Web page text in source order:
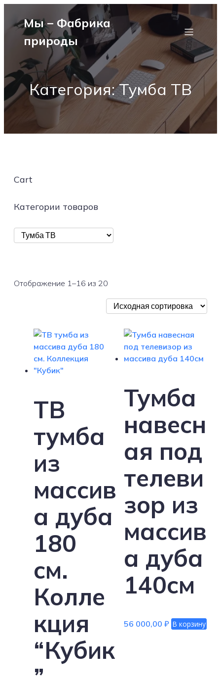
Мы – Фабрика
природы
Категория: Тумба ТВ
Cart
Категории товаров
Отображение 1–16 из 20
ТВ
тумба
из
массив
а дуба
180
см.
Колле
кция
“Кубик
”
Тумба
навесн
ая под
телеви
зор из
массив
а дуба
140см
56 000,00₽ В корзину